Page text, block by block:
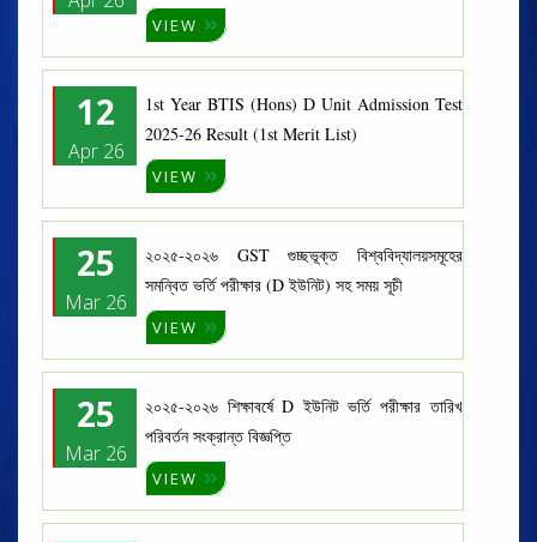
VIEW
12
Apr 26
1st Year BTIS (Hons) D Unit Admission Test
2025-26 Result (1st Merit List)
VIEW
25
Mar 26
২০২৫-২০২৬ GST গুচ্ছভূক্ত বিশ্ববিদ্যালয়সমূহের
সমন্বিত ভর্তি পরীক্ষার (D ইউনিট) সহ সময় সূচী
VIEW
25
Mar 26
২০২৫-২০২৬ শিক্ষাবর্ষে D ইউনিট ভর্তি পরীক্ষার তারিখ
পরিবর্তন সংক্রান্ত বিজ্ঞপ্তি
VIEW